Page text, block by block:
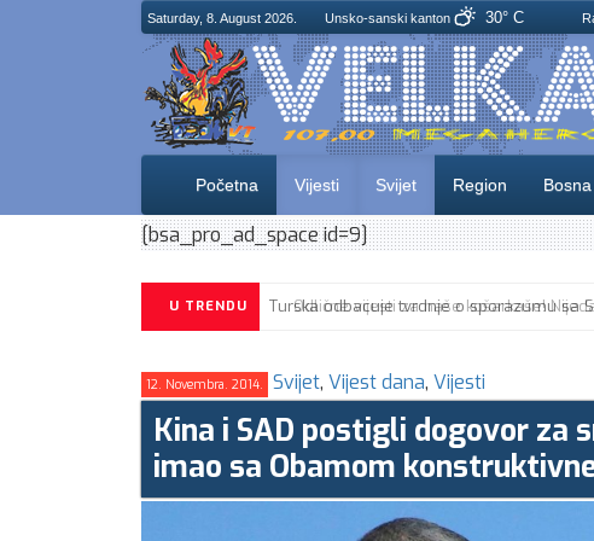
Saturday, 8. August 2026. Unsko-sanski kanton 30° C
Početna Vijesti Svijet Region
[bsa_pro_ad_space id=9]
U TRENDU
12. Novembra. 2014. Svijet, Vijest dana, Vijesti
Kina i SAD postigli dogovor za
imao sa Obamom